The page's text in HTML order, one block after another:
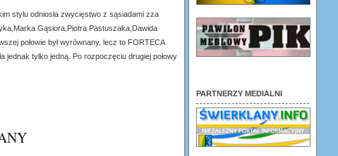
stylu odniosła zwycięstwo z sąsiadami zza
Gąsiora,Piotra Pastuszaka,Dawida
połowie był wyrównany, lecz to FORTECA
jednak tylko jedną. Po rozpoczęciu drugiej połowy
PARTNERZY MEDIALNI